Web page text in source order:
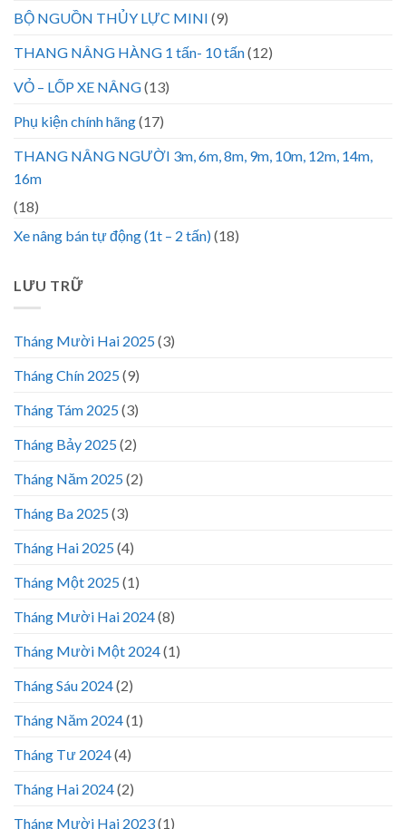
BỘ NGUỒN THỦY LỰC MINI (9)
THANG NÂNG HÀNG 1 tấn- 10 tấn(12)
VỎ – LỐP XE NÂNG(13)
Phụ kiện chính hãng(17)
THANG NÂNG NGƯỜI 3m, 6m, 8m, 9m, 10m, 12m, 14m,
16m
(18)
Xe nâng bán tự động (1t – 2 tấn)(18)
LƯU TRỮ
Tháng Mười Hai 2025(3)
Tháng Chín 2025(9)
Tháng Tám 2025(3)
Tháng Bảy 2025(2)
Tháng Năm 2025(2)
Tháng Ba 2025(3)
Tháng Hai 2025(4)
Tháng Một 2025(1)
Tháng Mười Hai 2024(8)
Tháng Mười Một 2024(1)
Tháng Sáu 2024(2)
Tháng Năm 2024(1)
Tháng Tư 2024(4)
Tháng Hai 2024(2)
Tháng Mười Hai 2023(1)